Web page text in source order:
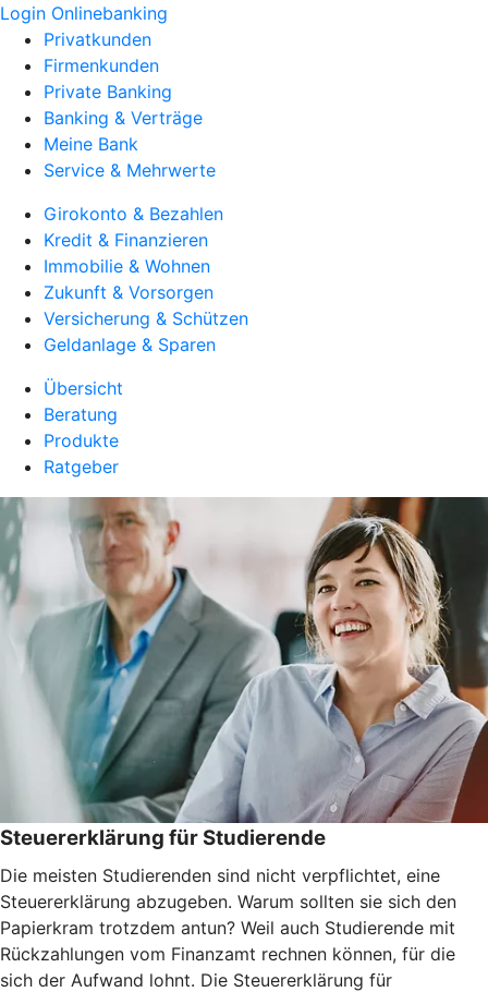
Login Onlinebanking
Privatkunden
Firmenkunden
Private Banking
Banking & Verträge
Meine Bank
Service & Mehrwerte
Girokonto & Bezahlen
Kredit & Finanzieren
Immobilie & Wohnen
Zukunft & Vorsorgen
Versicherung & Schützen
Geldanlage & Sparen
Übersicht
Beratung
Produkte
Ratgeber
Steuererklärung für Studierende
Die meisten Studierenden sind nicht verpflichtet, eine
Steuererklärung abzugeben. Warum sollten sie sich den
Papierkram trotzdem antun? Weil auch Studierende mit
Rückzahlungen vom Finanzamt rechnen können, für die
sich der Aufwand lohnt. Die Steuererklärung für